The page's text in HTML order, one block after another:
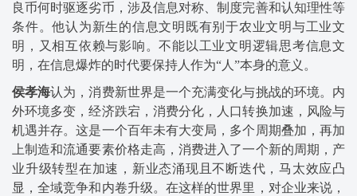
良币何时驱逐劣币，涉及信息对称、制度完善和认知理性等
条件。他认为新生的信息文明既有别于农业文明与工业文
明，又相互依赖与影响。不能以工业文明逻辑思考信息文
明，在信息爆炸的时代要保持人作为“人”本身的意义。
侯孝海认为，消费新世界是一个充满变化与挑战的环境。内
外环境多变，经济跌宕，消费分化，人口转换加速，风险与
机遇并存。这是一个百年未有大变局，多个周期叠加，再加
上制造和流通要素价格走高，消费进入了一个新的周期，产
业升级转型在加速，新业态涌现且不断迭代，马太效应凸
显，全域竞争和内卷升级。在这样的世界里，对企业来说，